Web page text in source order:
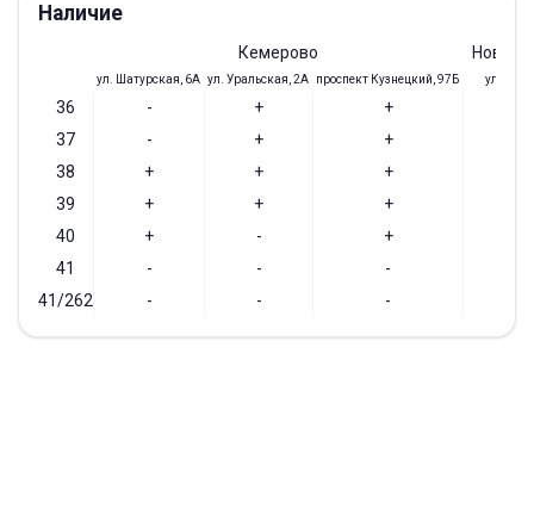
Наличие
Кемерово
ул. Шатурская, 6А ул. Уральская, 2А проспект Кузнецкий, 97Б ул. Доз,
36 - + +
37
- + +
38
+ + +
39
+ + +
40
+ - +
41
- - -
41/262
- - -